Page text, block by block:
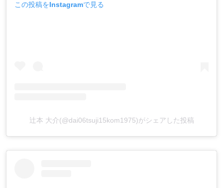
この投稿をInstagramで見る
辻本 大介(@dai06tsuji15kom1975)がシェアした投稿